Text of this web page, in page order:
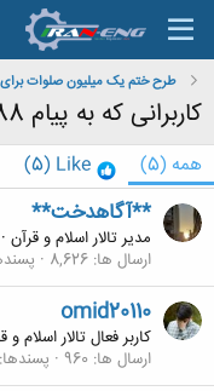
طرح ختم یک میلیون صلوات برای
کاربرانی که به پیام 288# واکنش نشان داده اند
همه (5)
Like
(5)
**آگاهدخت**
مدیر تالار اسلام و قرآن ·
ارسال ها 8,626
omid20110
کاربر فعال تالار اسلام و
ارسال ها 960 پسندها